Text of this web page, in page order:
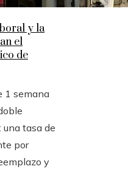
y la
el
de
1 semana
una tasa de
por
y